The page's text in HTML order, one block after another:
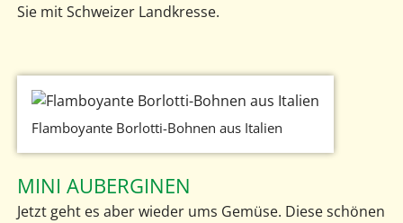
Sie mit Schweizer Landkresse.
Flamboyante Borlotti-Bohnen aus Italien
MINI AUBERGINEN
Jetzt geht es aber wieder ums Gemüse. Diese schönen